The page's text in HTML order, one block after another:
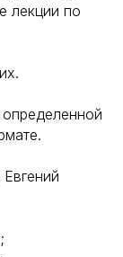
лекции по